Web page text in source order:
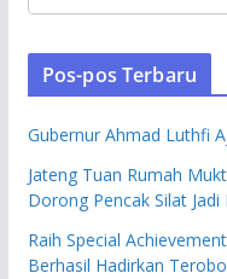
Pos-pos Terbaru
Gubernur Ahmad Luthfi
Jateng Tuan Rumah
Dorong Pencak Silat
Raih Special
Berhasil Hadirkan